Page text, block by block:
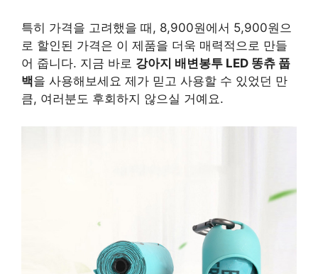
특히 가격을 고려했을 때, 8,900원에서 5,900원으
로 할인된 가격은 이 제품을 더욱 매력적으로 만들
어 줍니다. 지금 바로 강아지 배변봉투 LED 똥츄 풉
백을 사용해보세요 제가 믿고 사용할 수 있었던 만
큼, 여러분도 후회하지 않으실 거예요.